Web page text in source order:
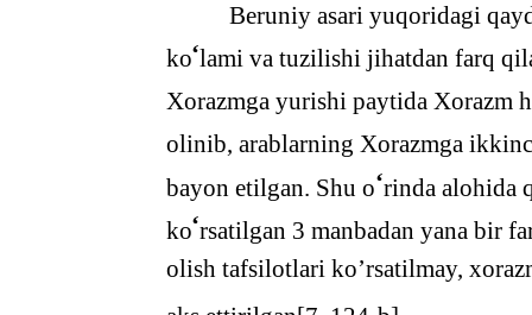
Beruniy asari yuqoridagi
ko‘lami va tuzilishi jihatdan farq
Xorazmga yurishi paytida Xorazm
olinib, arablarning Xorazmga
bayon etilgan. Shu o‘rinda alohida
ko‘rsatilgan 3 manbadan yana bir
olish tafsilotlari ko’rsatilmay,